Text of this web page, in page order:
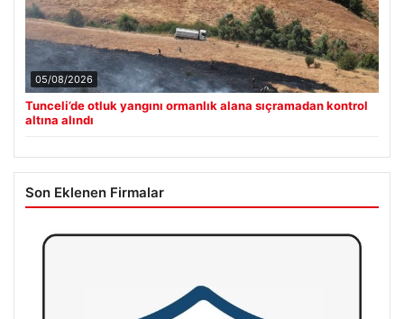
05/08/2026
Tunceli’de otluk yangını ormanlık alana sıçramadan kontrol
altına alındı
Son Eklenen Firmalar